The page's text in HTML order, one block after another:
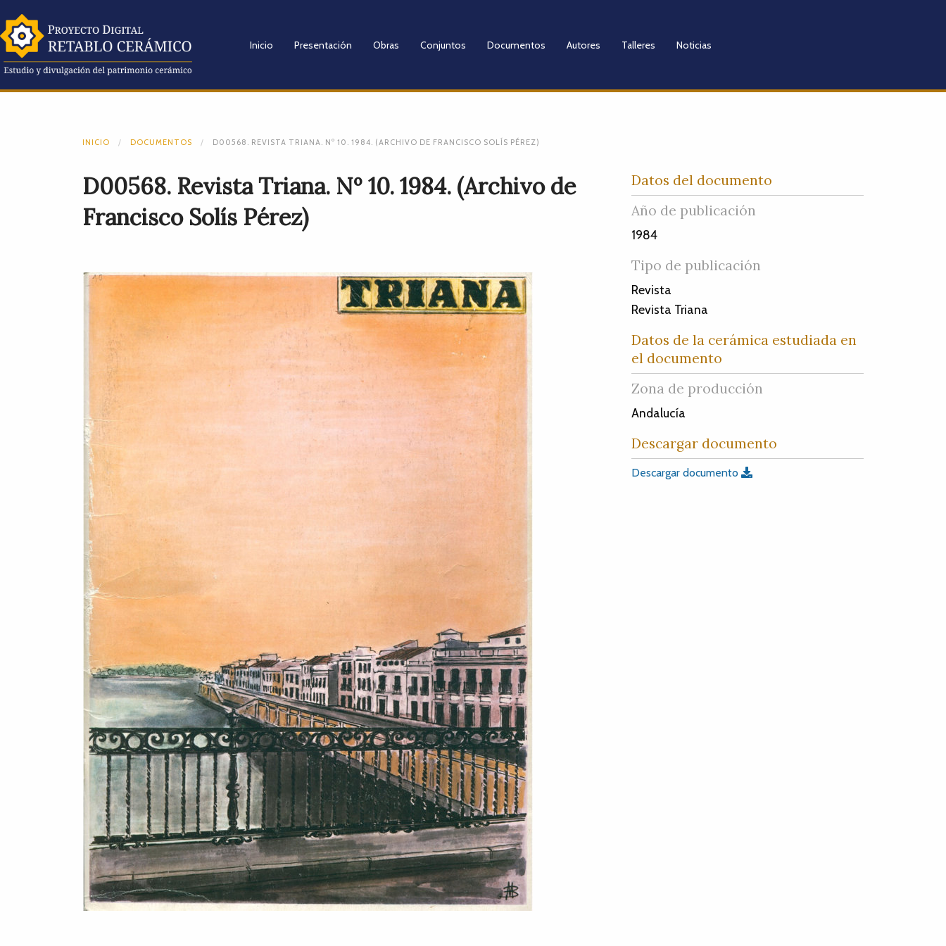
Inicio Presentación Obras Conjuntos Documentos Autores Talleres Noticias
INICIO DOCUMENTOS D00568. REVISTA TRIANA. Nº 10. 1984. (ARCHIVO DE FRANCISCO SOLÍS PÉREZ)
D00568. Revista Triana. Nº 10. 1984. (Archivo de
Francisco Solís Pérez)
Datos del documento
Año de publicación
1984
Tipo de publicación
Revista
Revista Triana
Datos de la cerámica estudiada en
el documento
Zona de producción
Andalucía
Descargar documento
Descargar documento